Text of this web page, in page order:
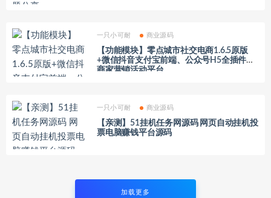
一只小可耐 商业源码
【功能模块】零点城市社交电商1.6.5原版
+微信抖音支付宝前端、公众号H5全插件多
商家营销活动平台
一只小可耐 商业源码
【亲测】51挂机任务网源码 网页自动挂机投
票电脑赚钱平台源码
加载更多